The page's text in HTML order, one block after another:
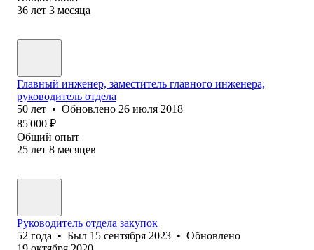
36 лет 3 месяца
Главный инженер, заместитель главного инженера,
руководитель отдела
50 лет • Обновлено 26 июля 2018
85 000 ₽
Общий опыт
25 лет 8 месяцев
Руководитель отдела закупок
52 года • Был 15 сентября 2023 • Обновлено